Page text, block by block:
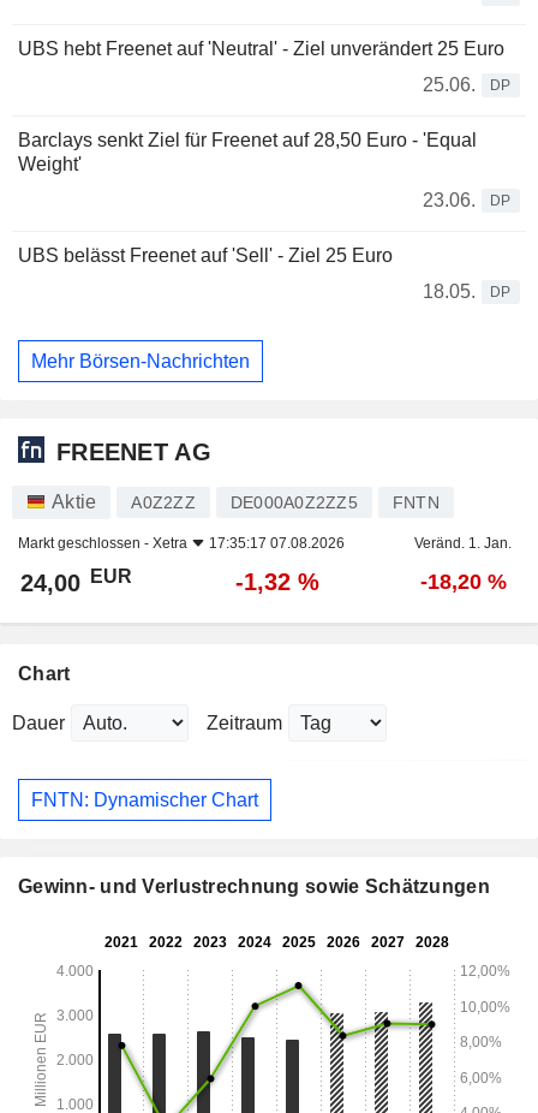
UBS hebt Freenet auf 'Neutral' - Ziel unverändert 25 Euro
25.06.
DP
Barclays senkt Ziel für Freenet auf 28,50 Euro - 'Equal
Weight'
23.06.
DP
UBS belässt Freenet auf 'Sell' - Ziel 25 Euro
18.05.
DP
Mehr Börsen-Nachrichten
FREENET AG
Aktie A0Z2ZZ DE000A0Z2ZZ5 FNTN
Markt geschlossen - Xetra 17:35:17 07.08.2026 Veränd. 1. Jan.
24,00 EUR -1,32 % -18,20 %
Chart
Dauer Zeitraum
FNTN: Dynamischer Chart
Gewinn- und Verlustrechnung sowie Schätzungen